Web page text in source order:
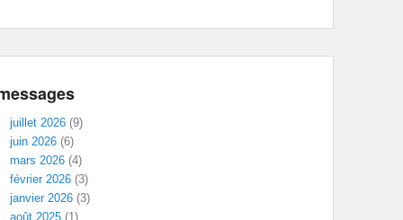
juillet 2026 (9)
juin 2026 (6)
mars 2026 (4)
février 2026 (3)
janvier 2026 (3)
août 2025 (1)